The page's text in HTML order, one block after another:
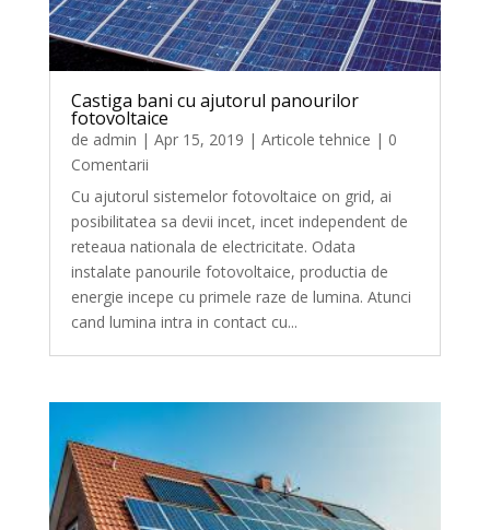
Castiga bani cu ajutorul panourilor
fotovoltaice
de admin | Apr 15, 2019 | Articole tehnice | 0
Comentarii
Cu ajutorul sistemelor fotovoltaice on grid, ai
posibilitatea sa devii incet, incet independent de
reteaua nationala de electricitate. Odata
instalate panourile fotovoltaice, productia de
energie incepe cu primele raze de lumina. Atunci
cand lumina intra in contact cu...